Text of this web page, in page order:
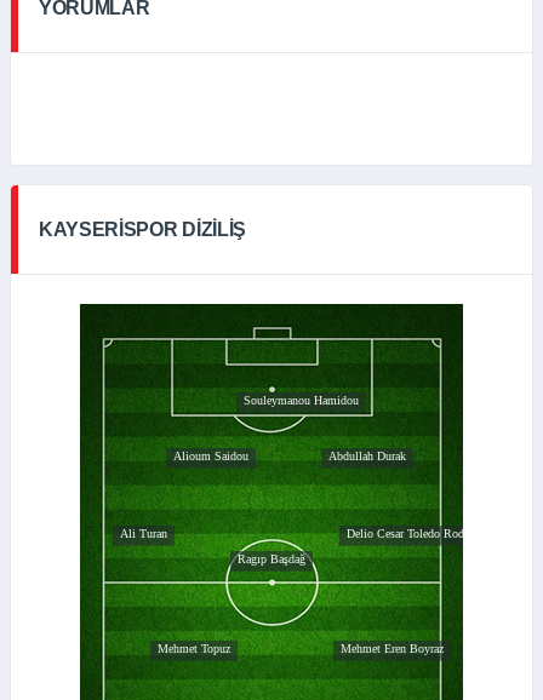
YORUMLAR
KAYSERISPOR DIZILIŞ